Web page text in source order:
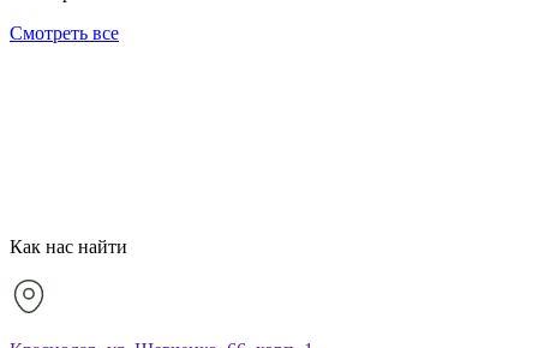
Смотреть все
Как нас найти